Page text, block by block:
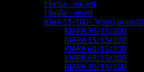
I Serija - stojeći
I Serija - viseći
Kiara 15-100 - Viseći ormarići
KIARA 50/15/100
KIARA 55/15/100
KIARA 60/15/100
KIARA 65/15/100
KIARA 70/15/100